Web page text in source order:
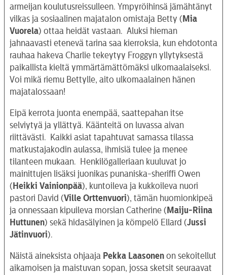
armeijan koulutusreissulleen. Ympyröihinsä jämähtänyt
vilkas ja sosiaalinen majatalon omistaja Betty ( Mia
Vuorela) ottaa heidät vastaan. Aluksi hieman
jahnaavasti etenevä tarina saa kierroksia, kun ehdotonta
rauhaa hakeva Charlie tekeytyy Froggyn yllytyksestä
paikallista kieltä ymmärtämättömäksi ulkomaalaiseksi.
Voi mikä riemu Bettylle, aito ulkomaalainen hänen
majatalossaan!
Eipä kerrota juonta enempää, saattepahan itse
selviytyä ja yllättyä. Käänteitä on luvassa aivan
riittävästi. Kaikki asiat tapahtuvat samassa tilassa
matkustajakodin aulassa, ihmisiä tulee ja menee
tilanteen mukaan. Henkilögalleriaan kuuluvat jo
mainittujen lisäksi juonikas punaniska-sheriffi Owen
( Heikki Vainionpää), kuntoileva ja kukkoileva nuori
pastori David (Ville Orttenvuori), tämän huomionkipeä
ja onnessaan kipuileva morsian Catherine ( Maiju-Riina
Huttunen) sekä hidasälyinen ja kömpelö Ellard (Jussi
Jätinvuori).
Näistä aineksista ohjaaja Pekka Laasonen on sekoitellut
aikamoisen ja maistuvan sopan, jossa sketsit seuraavat